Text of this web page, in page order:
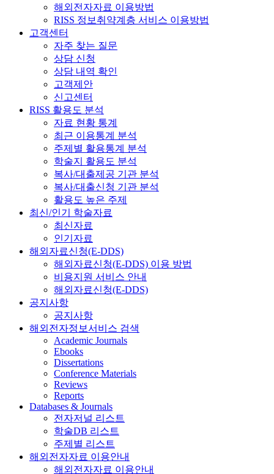
해외전자자료 이용방법
RISS 정보취약계층 서비스 이용방법
고객센터
자주 찾는 질문
상담 신청
상담 내역 확인
고객제안
신고센터
RISS 활용도 분석
자료 현황 통계
최근 이용통계 분석
주제별 활용통계 분석
학술지 활용도 분석
복사/대출제공 기관 분석
복사/대출신청 기관 분석
활용도 높은 주제
최신/인기 학술자료
최신자료
인기자료
해외자료신청(E-DDS)
해외자료신청(E-DDS) 이용 방법
비용지원 서비스 안내
해외자료신청(E-DDS)
공지사항
공지사항
해외전자정보서비스 검색
Academic Journals
Ebooks
Dissertations
Conference Materials
Reviews
Reports
Databases & Journals
전자저널 리스트
학술DB 리스트
주제별 리스트
해외전자자료 이용안내
해외전자자료 이용안내